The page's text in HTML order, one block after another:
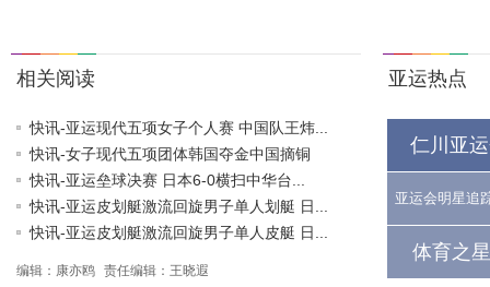
相关阅读
快讯-亚运现代五项女子个人赛 中国队王炜...
快讯-女子现代五项团体韩国夺金中国摘铜
快讯-亚运垒球决赛 日本6-0横扫中华台...
快讯-亚运皮划艇激流回旋男子单人划艇 日...
快讯-亚运皮划艇激流回旋男子单人皮艇 日...
编辑：康亦鸥 责任编辑：王晓遐
亚运热点
仁川亚
亚运会明星追
体育之